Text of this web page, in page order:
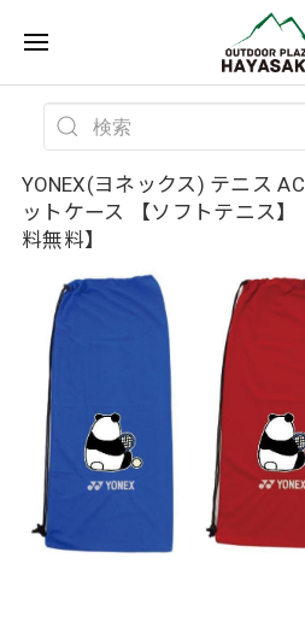
YONEX(ヨネックス) テニス
ットケース 【ソフトテニス
料無料】